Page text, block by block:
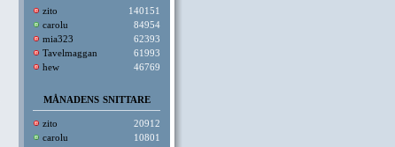
zito
140151
carolu
84954
mia323
62393
Tavelmaggan
61993
hew
46769
MÅNADENS SNITTARE
zito
20912
carolu
10801